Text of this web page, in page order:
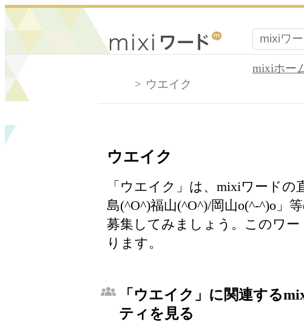
mixiホー
ウエイク
ウエイク
「ウエイク」は、mixiワード
島(^O^)福山(^O^)/岡山o(^-^)o」
募集してみましょう。このワ
ります。
「ウエイク」に関連する
ティを見る